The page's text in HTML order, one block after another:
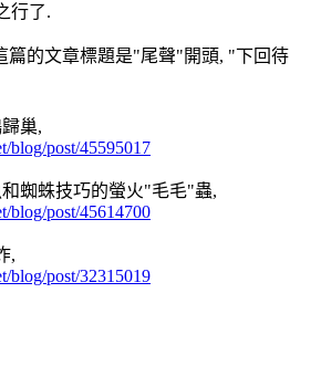
行了.
篇的文章標題是"尾聲"開頭, "下回待
巢,
blog/post/45595017
蜘蛛技巧的螢火"毛毛"蟲,
blog/post/45614700
,
blog/post/32315019